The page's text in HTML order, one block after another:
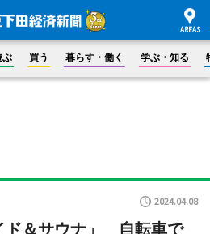
ぶ 買う 暮らす・働く 学ぶ・知る
2024.04.08
ド＆サウナ」 自転車で